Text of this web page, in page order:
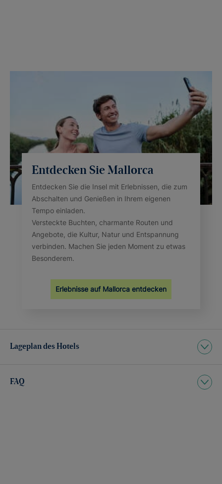
Entdecken Sie Mallorca
Entdecken Sie die Insel mit Erlebnissen, die zum
Abschalten und Genießen in Ihrem eigenen
Tempo einladen.
Versteckte Buchten, charmante Routen und
Angebote, die Kultur, Natur und Entspannung
verbinden. Machen Sie jeden Moment zu etwas
Besonderem.
Erlebnisse auf Mallorca entdecken
Lageplan des Hotels
FAQ